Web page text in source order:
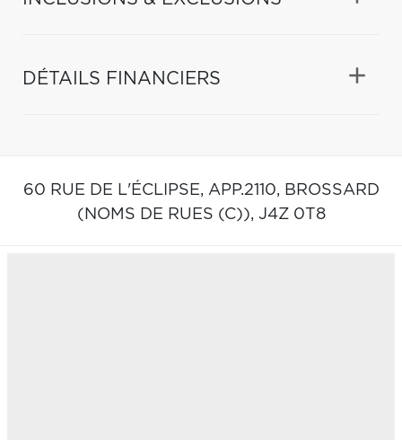
DÉTAILS FINANCIERS
60 RUE DE L'ÉCLIPSE, APP.2110, BROSSARD
(NOMS DE RUES (C)), J4Z 0T8